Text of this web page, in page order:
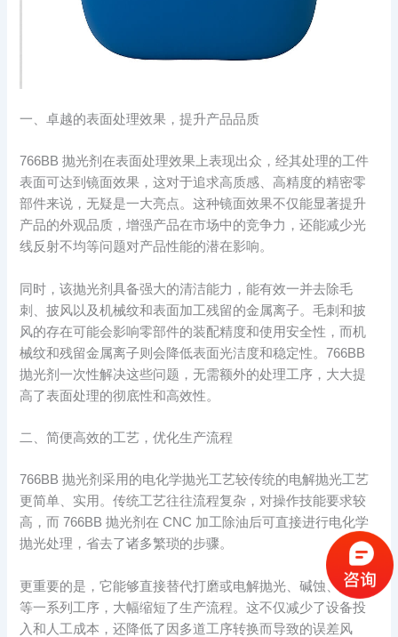
一、卓越的表面处理效果，提升产品品质​
766BB 抛光剂在表面处理效果上表现出众，经其处理的工件
表面可达到镜面效果，这对于追求高质感、高精度的精密零
部件来说，无疑是一大亮点。这种镜面效果不仅能显著提升
产品的外观品质，增强产品在市场中的竞争力，还能减少光
线反射不均等问题对产品性能的潜在影响。​
同时，该抛光剂具备强大的清洁能力，能有效一并去除毛
刺、披风以及机械纹和表面加工残留的金属离子。毛刺和披
风的存在可能会影响零部件的装配精度和使用安全性，而机
械纹和残留金属离子则会降低表面光洁度和稳定性。766BB
抛光剂一次性解决这些问题，无需额外的处理工序，大大提
高了表面处理的彻底性和高效性。​
二、简便高效的工艺，优化生产流程​
766BB 抛光剂采用的电化学抛光工艺较传统的电解抛光工艺
更简单、实用。传统工艺往往流程复杂，对操作技能要求较
高，而 766BB 抛光剂在 CNC 加工除油后可直接进行电化学
抛光处理，省去了诸多繁琐的步骤。​
更重要的是，它能够直接替代打磨或电解抛光、碱蚀、酸蚀
等一系列工序，大幅缩短了生产流程。这不仅减少了设备投
入和人工成本，还降低了因多道工序转换而导致的误差风